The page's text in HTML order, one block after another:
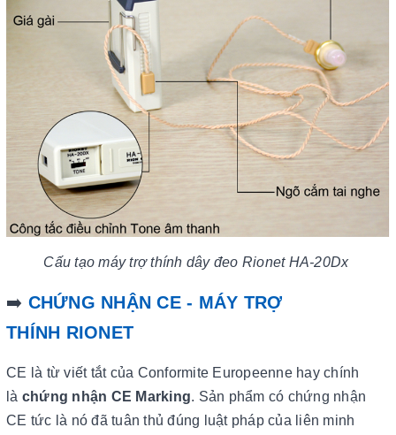
Cấu tạo máy trợ thính dây đeo Rionet HA-20Dx
➡️ CHỨNG NHẬN CE - MÁY TRỢ
THÍNH RIONET
CE là từ viết tắt của Conformite Europeenne hay chính
là chứng nhận CE Marking. Sản phẩm có chứng nhận
CE tức là nó đã tuân thủ đúng luật pháp của liên minh